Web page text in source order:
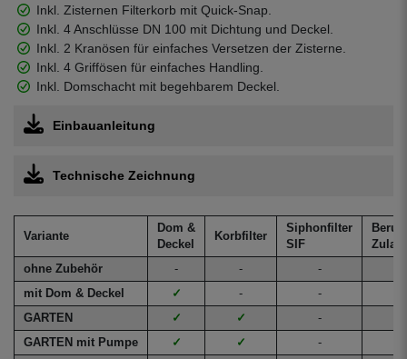
Inkl. Zisternen Filterkorb mit Quick-Snap.
Inkl. 4 Anschlüsse DN 100 mit Dichtung und Deckel.
Inkl. 2 Kranösen für einfaches Versetzen der Zisterne.
Inkl. 4 Griffösen für einfaches Handling.
Inkl. Domschacht mit begehbarem Deckel.
Einbauanleitung
Technische Zeichnung
Variante
Dom &
Deckel
Korbfilter
Siphonfilter
SIF
Zulauf
ohne Zubehör
- - -
mit Dom & Deckel
✓ - -
GARTEN
✓ ✓ -
GARTEN mit Pumpe
✓ ✓ -